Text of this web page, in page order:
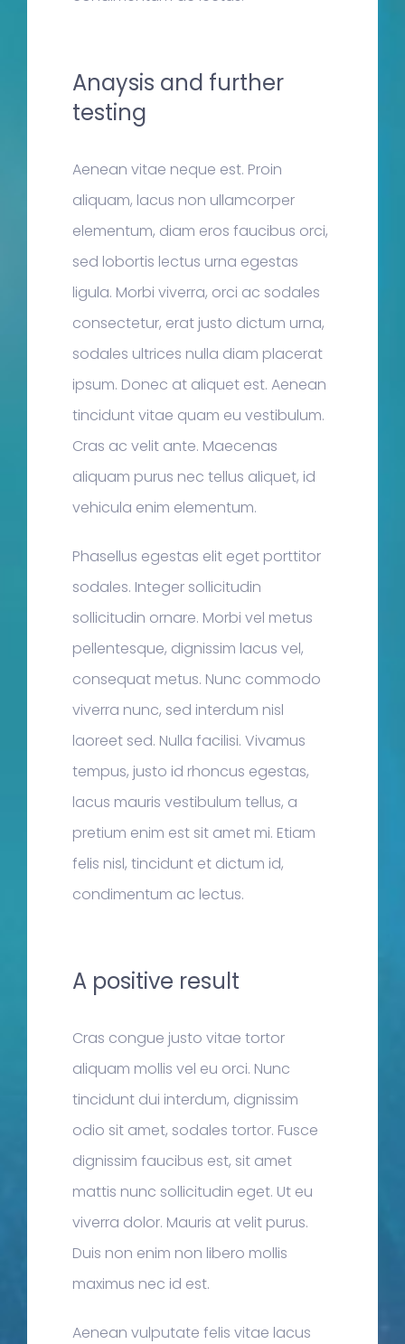
Anaysis and further
testing
Aenean vitae neque est. Proin
aliquam, lacus non ullamcorper
elementum, diam eros faucibus orci,
sed lobortis lectus urna egestas
ligula. Morbi viverra, orci ac sodales
consectetur, erat justo dictum urna,
sodales ultrices nulla diam placerat
ipsum. Donec at aliquet est. Aenean
tincidunt vitae quam eu vestibulum.
Cras ac velit ante. Maecenas
aliquam purus nec tellus aliquet, id
vehicula enim elementum.
Phasellus egestas elit eget porttitor
sodales. Integer sollicitudin
sollicitudin ornare. Morbi vel metus
pellentesque, dignissim lacus vel,
consequat metus. Nunc commodo
viverra nunc, sed interdum nisl
laoreet sed. Nulla facilisi. Vivamus
tempus, justo id rhoncus egestas,
lacus mauris vestibulum tellus, a
pretium enim est sit amet mi. Etiam
felis nisl, tincidunt et dictum id,
condimentum ac lectus.
A positive result
Cras congue justo vitae tortor
aliquam mollis vel eu orci. Nunc
tincidunt dui interdum, dignissim
odio sit amet, sodales tortor. Fusce
dignissim faucibus est, sit amet
mattis nunc sollicitudin eget. Ut eu
viverra dolor. Mauris at velit purus.
Duis non enim non libero mollis
maximus nec id est.
Aenean vulputate felis vitae lacus